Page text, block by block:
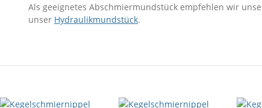
Als geeignetes Abschmiermundstück empfehlen wir
unser Hydraulikmundstück.